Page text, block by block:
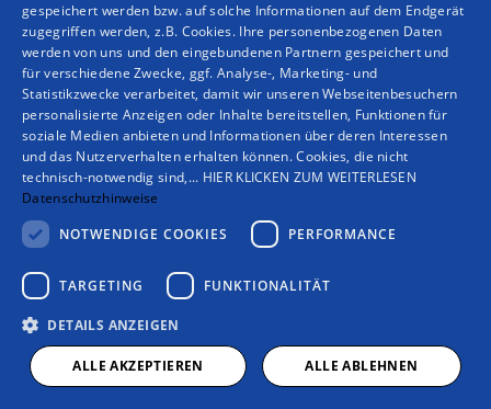
Unternehmen
Kontakt
gespeichert werden bzw. auf solche Informationen auf dem Endgerät
zugegriffen werden, z.B. Cookies. Ihre personenbezogenen Daten
werden von uns und den eingebundenen Partnern gespeichert und
für verschiedene Zwecke, ggf. Analyse-, Marketing- und
Statistikzwecke verarbeitet, damit wir unseren Webseitenbesuchern
personalisierte Anzeigen oder Inhalte bereitstellen, Funktionen für
soziale Medien anbieten und Informationen über deren Interessen
und das Nutzerverhalten erhalten können. Cookies, die nicht
technisch-notwendig sind,... HIER KLICKEN ZUM WEITERLESEN
Datenschutzhinweise
NOTWENDIGE COOKIES
PERFORMANCE
TARGETING FUNKTIONALITÄT
DETAILS ANZEIGEN
ALLE AKZEPTIEREN ALLE ABLEHNEN